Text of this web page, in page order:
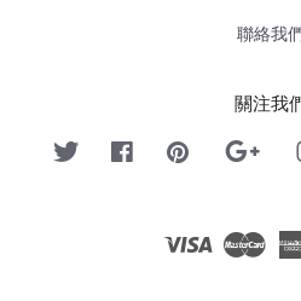
聯絡我們
關注我
Twitter FacebookPinterest
Visa